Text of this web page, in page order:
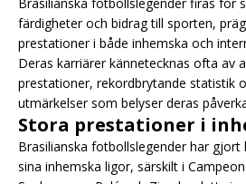
färdigheter och bidrag till sporten,
prestationer i både inhemska och
Deras karriärer kännetecknas ofta av
prestationer, rekordbrytande statistik
utmärkelser som belyser deras
Stora prestationer i
Brasilianska fotbollslegender har gjort
sina inhemska ligor, särskilt i